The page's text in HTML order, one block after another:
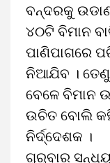
ବନ୍ଦରକୁ
୪୦ଟି ବିମାନ
ପାଣିପାଗରେ
ନିଆଯିବ । ତେଣୁ
ବେଳେ ବିମାନ
ଉଚିତ ବୋଲି
ନିର୍ଦ୍ଦେଶକ ।
ଗୁରୁବାର